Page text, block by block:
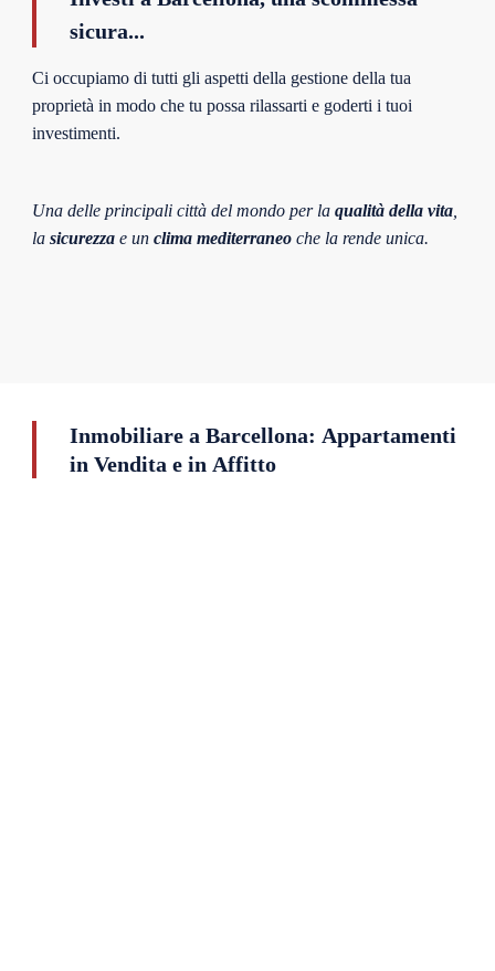
sicura...
Ci occupiamo di tutti gli aspetti della gestione della tua
proprietà in modo che tu possa rilassarti e goderti i tuoi
investimenti.
Una delle principali città del mondo per la qualità della vita,
la sicurezzae un clima mediterraneoche la rende unica.
Inmobiliare a Barcellona: Appartamenti
in Vendita e in Affitto